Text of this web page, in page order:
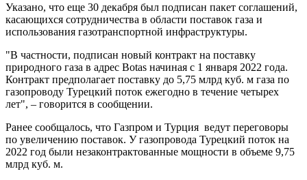
Указано, что еще 30 декабря был подписан пакет соглашений,
касающихся сотрудничества в области поставок газа и
использования газотранспортной инфраструктуры.
"В частности, подписан новый контракт на поставку
природного газа в адрес Botas начиная с 1 января 2022 года.
Контракт предполагает поставку до 5,75 млрд куб. м газа по
газопроводу Турецкий поток ежегодно в течение четырех
лет", – говорится в сообщении.
Ранее сообщалось, что Газпром и Турция ведут переговоры
по увеличению поставок. У газопровода Турецкий поток на
2022 год были незаконтрактованные мощности в объеме 9,75
млрд куб. м.